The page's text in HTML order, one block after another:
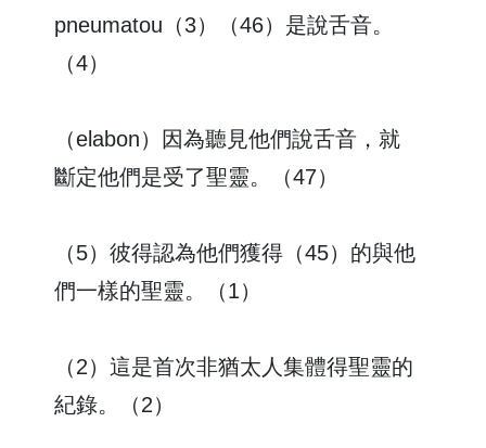
pneumatou（3）（46）是說舌音。
（4）
（elabon）因為聽見他們說舌音，就
斷定他們是受了聖靈。（47）
（5）彼得認為他們獲得（45）的與他
們一樣的聖靈。（1）
（2）這是首次非猶太人集體得聖靈的
紀錄。（2）